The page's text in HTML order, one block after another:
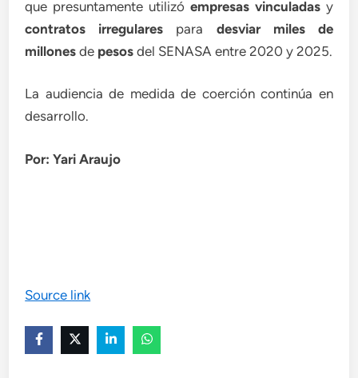
que presuntamente utilizó empresas vinculadasy
contratos irregulares para desviar miles de
millones de pesos del SENASA entre 2020 y 2025.
La audiencia de medida de coerción continúa en
desarrollo.
Por: Yari Araujo
Source link